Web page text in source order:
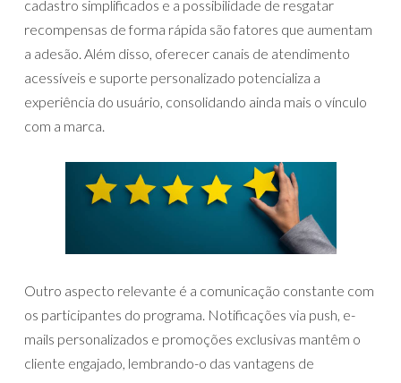
cadastro simplificados e a possibilidade de resgatar
recompensas de forma rápida são fatores que aumentam
a adesão. Além disso, oferecer canais de atendimento
acessíveis e suporte personalizado potencializa a
experiência do usuário, consolidando ainda mais o vínculo
com a marca.
Outro aspecto relevante é a comunicação constante com
os participantes do programa. Notificações via push, e-
mails personalizados e promoções exclusivas mantêm o
cliente engajado, lembrando-o das vantagens de